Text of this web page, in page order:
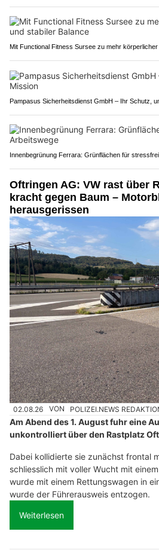
Mit Functional Fitness Sursee zu mehr
Pampasus Sicherheitsdienst GmbH – Ihr Schutz,
Innenbegrünung Ferrara: Grünflächen für
Oftringen AG: VW rast über
kracht gegen Baum –
herausgerissen
02.08.26 VON POLIZEI.NEWS
Am Abend des 1. August fuhr eine
unkontrolliert über den Rastplatz
Dabei kollidierte sie zunächst frontal
schliesslich mit voller Wucht mit
wurde mit einem Rettungswagen in
wurde der Führerausweis entzogen.
Weiterlesen